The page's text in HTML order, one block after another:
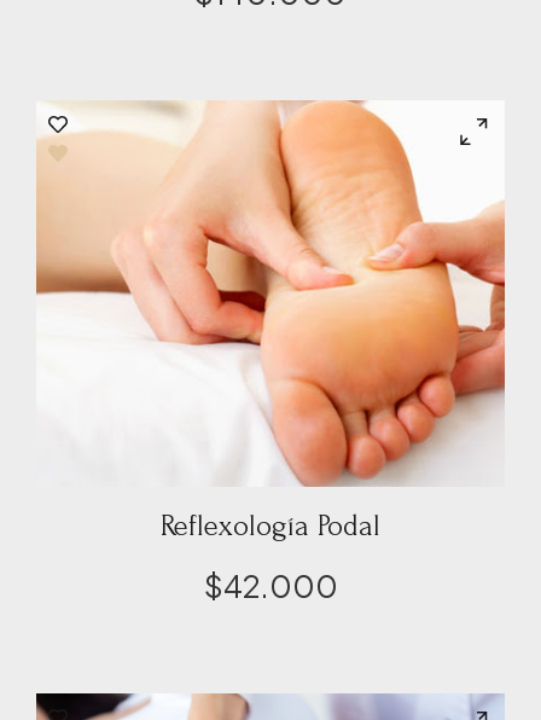
Reflexología Podal
$42.000